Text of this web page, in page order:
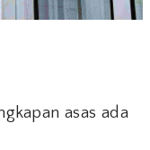
asas ada